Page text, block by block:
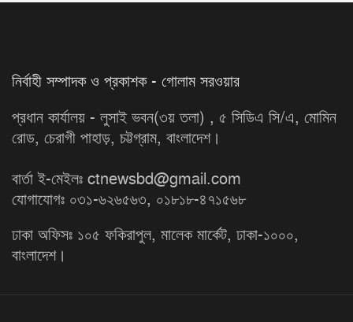
নির্বাহী সম্পাদক ও প্রকাশক - গোলাম সরওয়ার
প্রধান কার্যালয় - লুসাই ভবন(৩য় তলা) , ৫ সিডিএ সি/এ, মোমিন
রোড, চেরাগী পাহাড়, চট্টগ্রাম, বাংলাদেশ।
বার্তা ই-মেইলঃ ctnewsbd@gmail.com
যোগাযোগঃ ০৩১-৬২৬৫৬৩, ০১৮১৮-৪৭১৫৬৮
ঢাকা অফিসঃ ১০৫ ফকিরাপুল, মালেক মার্কেট, ঢাকা-১০০০,
বাংলাদেশ।